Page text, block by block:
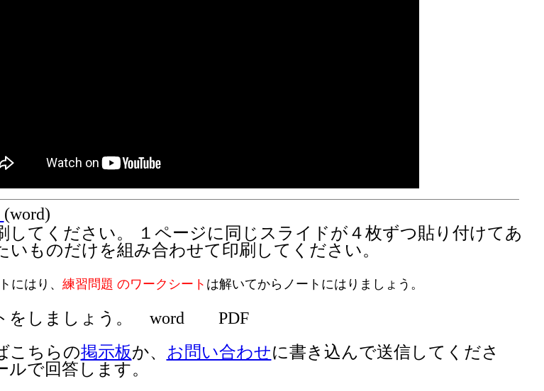
(word)
してください。 １ページに同じスライドが４枚ずつ貼り付けてあ
いものだけを組み合わせて印刷してください。
にはり、 練習問題 のワークシート は解いてからノートにはりましょう。
をしましょう。 word PDF
こちらの掲示板か、 お問い合わせに書き込んで送信してくださ
で回答します。